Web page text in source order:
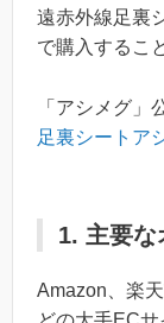
遠赤外線足裏
で購入するこ
「アシメグ
足裏シート
1. 主要な
Amazon、楽